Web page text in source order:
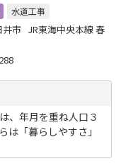
水道工事
井市 JR東海中央本線 春
、年月を重ね人口３
は「暮らしやすさ」